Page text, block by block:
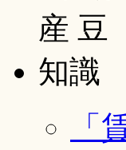
「